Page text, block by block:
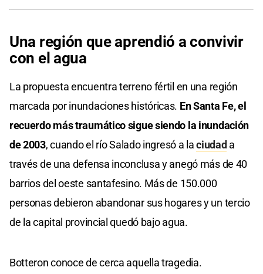
Una región que aprendió a convivir
con el agua
La propuesta encuentra terreno fértil en una región
marcada por inundaciones históricas. En Santa Fe, el
recuerdo más traumático sigue siendo la inundación
de 2003, cuando el río Salado ingresó a laciudada
través de una defensa inconclusa y anegó más de 40
barrios del oeste santafesino. Más de 150.000
personas debieron abandonar sus hogares y un tercio
de la capital provincial quedó bajo agua.
Botteron conoce de cerca aquella tragedia.